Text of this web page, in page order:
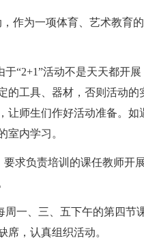
作为一项体育、艺术教育
于“2+1”活动不是天天都开
的工具、器材，否则活动
让师生们作好活动准备。
室内学习。
要求负责培训的课任教师开
周一、三、五下午的第四节
席，认真组织活动。